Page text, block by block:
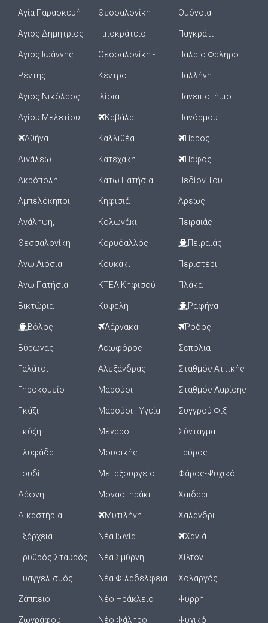
Αγία Παρασκευή
Άγιος Δημήτριος
Άγιος Ιωάννης
Ρέντης
Άγιος Νικόλαος
Αγίου Μελετίου
Αθήνα
Αιγάλεω
Ακρόπολη
Αμπελόκηποι
Ανάληψη,
Θεσσαλονίκη
Άνω Λιόσια
Άνω Πατήσια
Βικτώρια
Βόλος
Βύρωνας
Γαλάτσι
Γηροκομείο
Γκάζι
Γκύζη
Γλυφάδα
Γουδί
Δάφνη
Δικαστήρια
Εξάρχεια
Ερυθρός Σταυρός
Ευαγγελισμός
Ζάππειο
Ζωγράφου
Θεσσαλονίκη -
Ιπποκράτειο
Θεσσαλονίκη -
Κέντρο
Ιλίσια
Καβάλα
Καλλιθέα
Κατεχάκη
Κάτω Πατήσια
Κηφισιά
Κολωνάκι
Κορυδαλλός
Κουκάκι
ΚΤΕΛ Κηφισού
Κυψέλη
Λάρνακα
Λεωφόρος
Αλεξάνδρας
Μαρούσι
Μαρούσι - Υγεία
Μέγαρο
Μουσικής
Μεταξουργείο
Μοναστηράκι
Μυτιλήνη
Νέα Ιωνία
Νέα Σμύρνη
Νέα Φιλαδέλφεια
Νέο Ηράκλειο
Νέο Φάληρο
Ομόνοια
Παγκράτι
Παλαιό Φάληρο
Παλλήνη
Πανεπιστήμιο
Πανόρμου
Πάρος
Πάφος
Πεδίον Του
Άρεως
Πειραιάς
Πειραιάς
Περιστέρι
Πλάκα
Ραφήνα
Ρόδος
Σεπόλια
Σταθμός Αττικής
Σταθμός Λαρίσης
Συγγρού Φιξ
Σύνταγμα
Ταύρος
Φάρος-Ψυχικό
Χαϊδάρι
Χαλάνδρι
Χανιά
Χίλτον
Χολαργός
Ψυρρή
Ψυχικό